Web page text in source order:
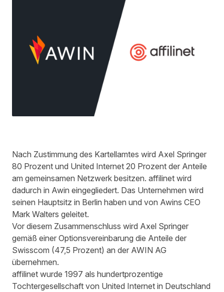
Nach Zustimmung des Kartellamtes wird Axel Springer
80 Prozent und United Internet 20 Prozent der Anteile
am gemeinsamen Netzwerk besitzen. affilinet wird
dadurch in Awin eingegliedert. Das Unternehmen wird
seinen Hauptsitz in Berlin haben und von Awins CEO
Mark Walters geleitet.
Vor diesem Zusammenschluss wird Axel Springer
gemäß einer Optionsvereinbarung die Anteile der
Swisscom (47,5 Prozent) an der AWIN AG
übernehmen.
affilinet wurde 1997 als hundertprozentige
Tochtergesellschaft von United Internet in Deutschland